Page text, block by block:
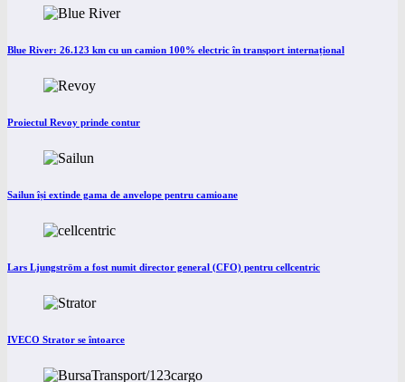
Blue River: 26.123 km cu un camion 100% electric în transport internațional
Proiectul Revoy prinde contur
Sailun își extinde gama de anvelope pentru camioane
Lars Ljungström a fost numit director general (CFO) pentru cellcentric
IVECO Strator se întoarce